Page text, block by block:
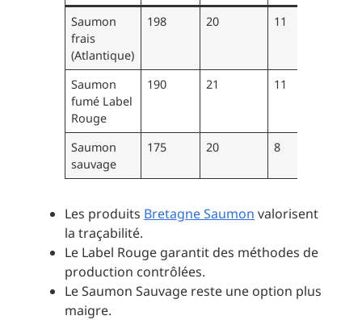
Saumon
frais
(Atlantique)
198 20 11
Saumon
fumé Label
Rouge
190 21 11
Saumon
sauvage
175 20 8
Les produits Bretagne Saumon valorisent
la traçabilité.
Le Label Rouge garantit des méthodes de
production contrôlées.
Le Saumon Sauvage reste une option plus
maigre.